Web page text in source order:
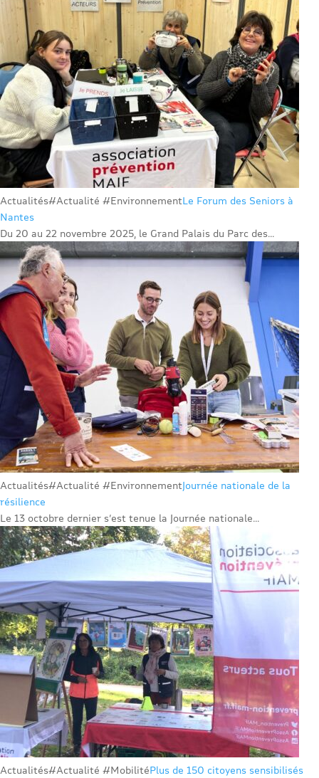
Actualités#Actualité #EnvironnementLe Forum des Seniors à
Nantes
Du 20 au 22 novembre 2025, le Grand Palais du Parc des...
Actualités#Actualité #EnvironnementJournée nationale de la
résilience
Le 13 octobre dernier s’est tenue la Journée nationale...
Actualités#Actualité #MobilitéPlus de 150 citoyens sensibilisés